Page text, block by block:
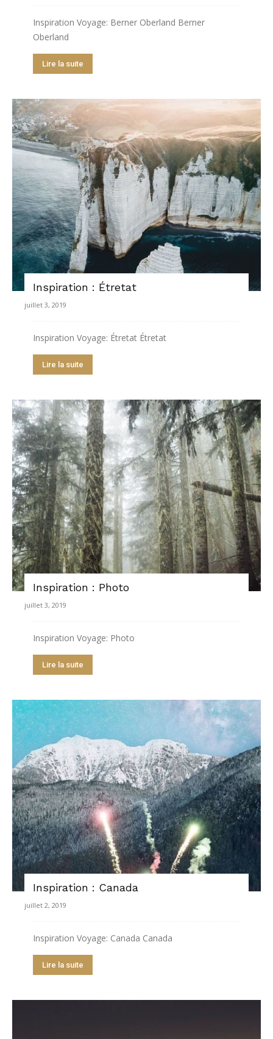
Inspiration Voyage: Berner Oberland Berner
Oberland
Lire la suite
Inspiration : Étretat
juillet 3, 2019
Inspiration Voyage: Étretat Étretat
Lire la suite
Inspiration : Photo
juillet 3, 2019
Inspiration Voyage: Photo
Lire la suite
Inspiration : Canada
juillet 2, 2019
Inspiration Voyage: Canada Canada
Lire la suite